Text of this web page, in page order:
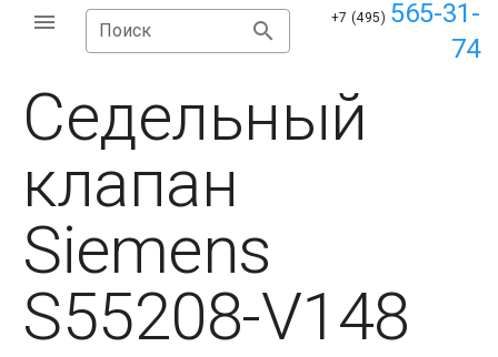
Поиск
+7 (495) 565-31-
74
Седельный
клапан
Siemens
S55208-V148